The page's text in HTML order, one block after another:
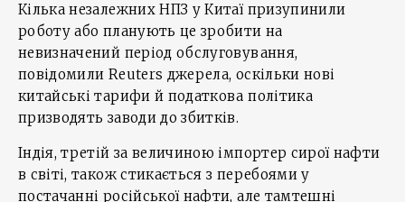
Кілька незалежних НПЗ у Китаї призупинили
роботу або планують це зробити на
невизначений період обслуговування,
повідомили Reuters джерела, оскільки нові
китайські тарифи й податкова політика
призводять заводи до збитків.
Індія, третій за величиною імпортер сирої нафти
в світі, також стикається з перебоями у
постачанні російської нафти, але тамтешні